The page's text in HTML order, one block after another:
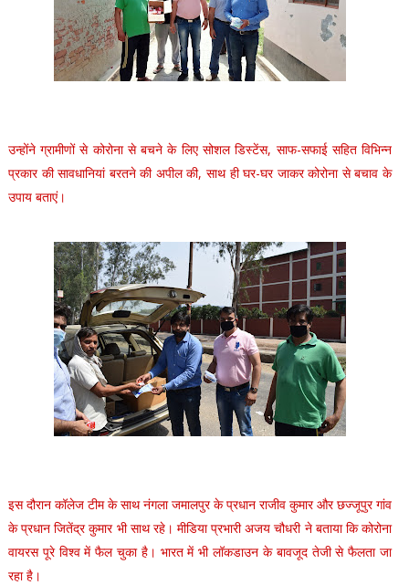
उन्होंने ग्रामीणों से कोरोना से बचने के लिए सोशल डिस्टेंस, साफ-सफाई सहित विभिन्न
प्रकार की सावधानियां बरतने की अपील की, साथ ही घर-घर जाकर कोरोना से बचाव के
उपाय बताएं।
इस दौरान कॉलेज टीम के साथ नंगला जमालपुर के प्रधान राजीव कुमार और छज्जूपुर गांव
के प्रधान जितेंद्र कुमार भी साथ रहे। मीडिया प्रभारी अजय चौधरी ने बताया कि कोरोना
वायरस पूरे विश्व में फैल चुका है। भारत में भी लॉकडाउन के बावजूद तेजी से फैलता जा
रहा है।